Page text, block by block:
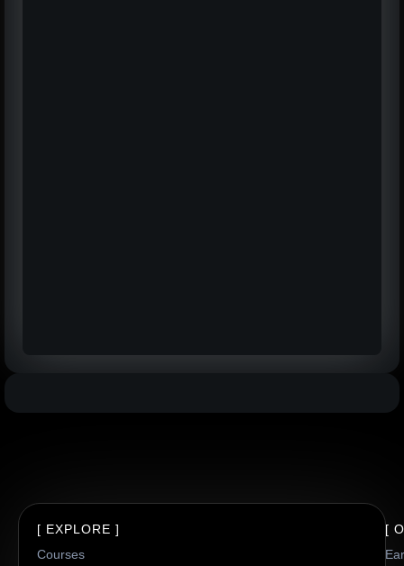
[ EXPLORE ]
Courses
[